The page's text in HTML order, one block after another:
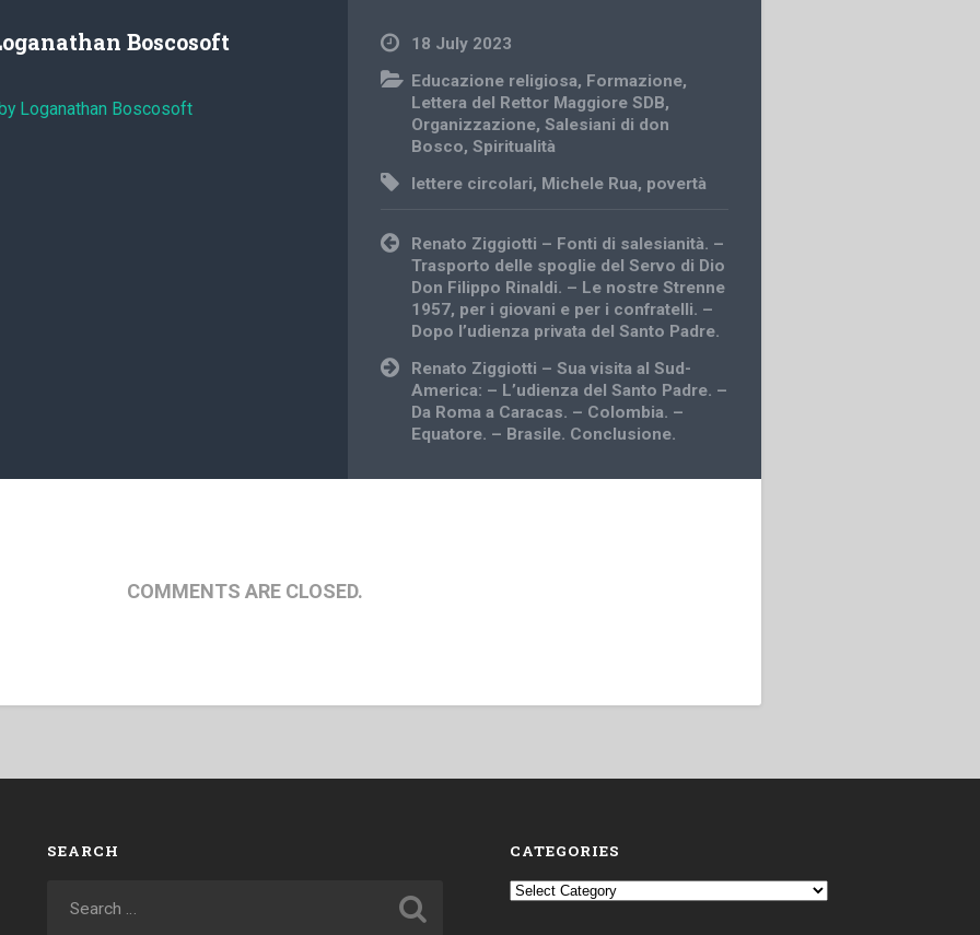
Boscosoft
Loganathan Boscosoft
18 July 2023
Educazione religiosa, Formazione,
Lettera del Rettor Maggiore SDB,
Organizzazione,Salesiani di don
Bosco,Spiritualità
lettere circolari, Michele Rua, povertà
Post
navigation
Renato Ziggiotti – Fonti di salesianità. –
Trasporto delle spoglie del Servo di Dio
Don Filippo Rinaldi. – Le nostre Strenne
1957, per i giovani e per i confratelli. –
Dopo l’udienza privata del Santo Padre.
Renato Ziggiotti – Sua visita al Sud-
America: – L’udienza del Santo Padre. –
Da Roma a Caracas. – Colombia. –
Equatore. – Brasile. Conclusione.
COMMENTS ARE CLOSED.
SEARCH CATEGORIES
Categories